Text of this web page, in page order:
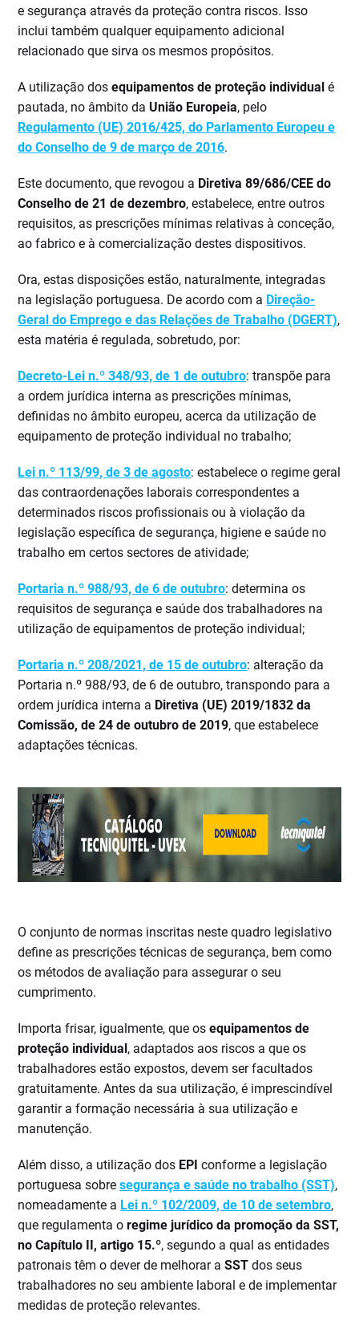
e segurança através da proteção contra riscos. Isso
inclui também qualquer equipamento adicional
relacionado que sirva os mesmos propósitos.
A utilização dosequipamentos de proteção individual é
pautada, no âmbito da União Europeia, pelo
Regulamento (UE) 2016/425, do Parlamento Europeu e
do Conselho de 9 de março de 2016.
Este documento, que revogou a Diretiva 89/686/CEE do
Conselho de 21 de dezembro, estabelece, entre outros
requisitos, as prescrições mínimas relativas à conceção,
ao fabrico e à comercialização destes dispositivos.
Ora, estas disposições estão, naturalmente, integradas
na legislação portuguesa. De acordo com a Direção-
Geral do Emprego e das Relações de Trabalho (DGERT),
esta matéria é regulada, sobretudo, por:
Decreto-Lei n.º 348/93, de 1 de outubro: transpõe para
a ordem jurídica interna as prescrições mínimas,
definidas no âmbito europeu, acerca da utilização de
equipamento de proteção individual no trabalho;
Lei n.º 113/99, de 3 de agosto: estabelece o regime geral
das contraordenações laborais correspondentes a
determinados riscos profissionais ou à violação da
legislação específica de segurança, higiene e saúde no
trabalho em certos sectores de atividade;
Portaria n.º 988/93, de 6 de outubro: determina os
requisitos de segurança e saúde dos trabalhadores na
utilização de equipamentos de proteção individual;
Portaria n.º 208/2021, de 15 de outubro: alteração da
Portaria n.º 988/93, de 6 de outubro, transpondo para a
ordem jurídica interna a Diretiva (UE) 2019/1832 da
Comissão, de 24 de outubro de 2019, que estabelece
adaptações técnicas.
O conjunto de normas inscritas neste quadro legislativo
define as prescrições técnicas de segurança, bem como
os métodos de avaliação para assegurar o seu
cumprimento.
Importa frisar, igualmente, que osequipamentos de
proteção individual, adaptados aos riscos a que os
trabalhadores estão expostos, devem ser facultados
gratuitamente. Antes da sua utilização, é imprescindível
garantir a formação necessária à sua utilização e
manutenção.
Além disso, a utilização dos EPIconforme a legislação
portuguesa sobresegurança e saúde no trabalho (SST),
nomeadamente a Lei n.º 102/2009, de 10 de setembro,
que regulamenta oregime jurídico da promoção da SST,
no Capítulo II, artigo 15.º, segundo a qual as entidades
patronais têm o dever de melhorar aSST dos seus
trabalhadores no seu ambiente laboral e de implementar
medidas de proteção relevantes.